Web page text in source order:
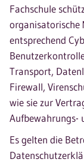
Fachschule
organisatorische
entsprechend
Transport,
Firewall,
wie sie zur
Aufbewahrungs-
Es gelten die